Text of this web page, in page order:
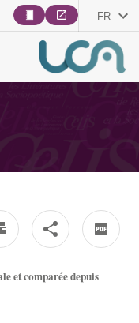
FR
et comparée depuis